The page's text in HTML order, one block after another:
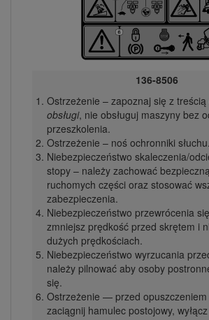
136-8506
Ostrzeżenie – zapoznaj się z treścią
obsługi, nie obsługuj maszyny bez
przeszkolenia.
Ostrzeżenie – noś ochronniki słuchu.
Niebezpieczeństwo skaleczenia/
stopy – należy zachować
ruchomych części oraz stosować
zabezpieczenia.
Niebezpieczeństwo przewrócenia
zmniejsz prędkość przed skrętem i
dużych prędkościach.
Niebezpieczeństwo wyrzucania
należy pilnować aby osoby
się.
Ostrzeżenie — przed
zaciągnij hamulec postojowy,